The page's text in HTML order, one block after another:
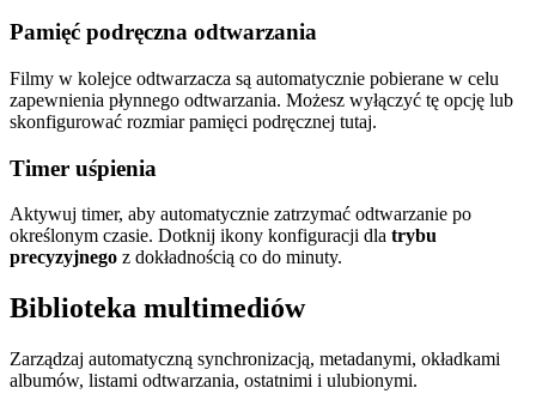
Pamięć podręczna odtwarzania
Filmy w kolejce odtwarzacza są automatycznie pobierane w celu
zapewnienia płynnego odtwarzania. Możesz wyłączyć tę opcję lub
skonfigurować rozmiar pamięci podręcznej tutaj.
Timer uśpienia
Aktywuj timer, aby automatycznie zatrzymać odtwarzanie po
określonym czasie. Dotknij ikony konfiguracji dla trybu
precyzyjnego z dokładnością co do minuty.
Biblioteka multimediów
Zarządzaj automatyczną synchronizacją, metadanymi, okładkami
albumów, listami odtwarzania, ostatnimi i ulubionymi.